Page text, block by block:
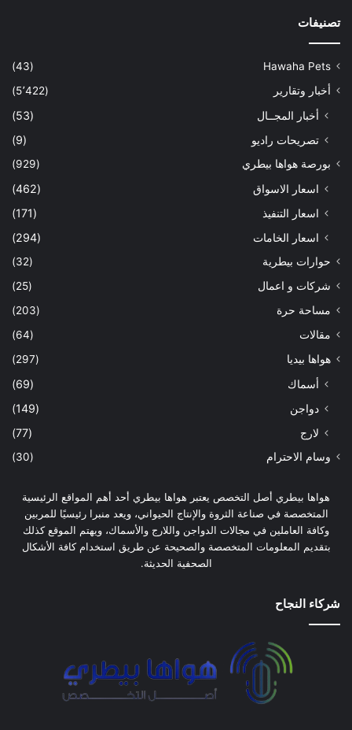
تصنيفات
Hawaha Pets
(43)
أخبار وتقارير
(5٬422)
أخبار المجــال
(53)
تصريحات راديو
(9)
بورصة هواها بيطري (929)
اسعار الاسواق
(462)
اسعار التنفيذ
(171)
اسعار الخامات
(294)
حوارات بيطرية
(32)
شركات و اعمال
(25)
مساحة حرة
(203)
مقالات
(64)
هواها بيديا
(297)
أسماك
(69)
دواجن
(149)
لارج
(77)
وسام الاحترام (30)
هواها بيطري أصل التخصص يعتبر هواها بيطري أحد أهم المواقع الرئيسية
المتخصصة في صناعة الثروة والإنتاج الحيواني، ويعد منبرا رئيسيًا للمربين
وكافة العاملين في مجالات الدواجن واللارج والأسماك، ويهتم الموقع كذلك
بتقديم المعلومات المتخصصة والصحيحة عن طريق استخدام كافة الأشكال
الصحفية الحديثة.
شركاء النجاح